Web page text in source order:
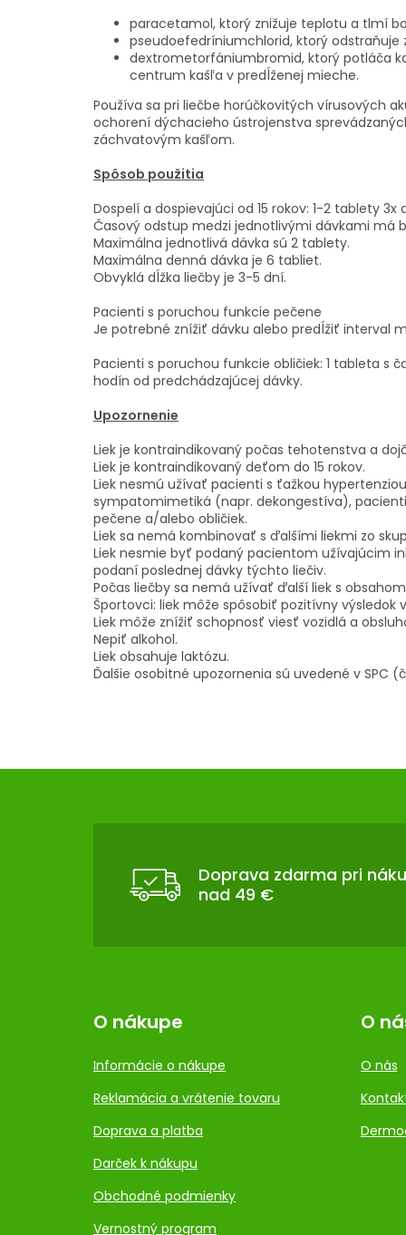
paracetamol, ktorý znižuje teplotu a tlmí
pseudoefedríniumchlorid, ktorý odstraňuje
dextrometorfániumbromid, ktorý potláča
centrum kašľa v predĺženej mieche.
Používa sa pri liečbe horúčkovitých vírusových
ochorení dýchacieho ústrojenstva
záchvatovým kašľom.
Spôsob použitia
Dospelí a dospievajúci od 15 rokov: 1-2 tablety 3x
Časový odstup medzi jednotlivými dávkami má
Maximálna jednotlivá dávka sú 2 tablety.
Maximálna denná dávka je 6 tabliet.
Obvyklá dĺžka liečby je 3-5 dní.
Pacienti s poruchou funkcie pečene
Je potrebné znížiť dávku alebo predĺžiť interval
Pacienti s poruchou funkcie obličiek: 1 tableta s
hodín od predchádzajúcej dávky.
Upozornenie
Liek je kontraindikovaný počas tehotenstva a
Liek je kontraindikovaný deťom do 15 rokov.
Liek nesmú užívať pacienti s ťažkou
sympatomimetiká (napr. dekongestíva),
pečene a/alebo obličiek.
Liek sa nemá kombinovať s ďalšími liekmi zo
Liek nesmie byť podaný pacientom užívajúcim
podaní poslednej dávky týchto liečiv.
Počas liečby sa nemá užívať ďalší liek s
Športovci: liek môže spôsobiť pozitívny
Liek môže znížiť schopnosť viesť vozidlá a
Nepiť alkohol.
Liek obsahuje laktózu.
Ďalšie osobitné upozornenia sú uvedené v SPC
Doprava zdarma pri
nad 49 €
O nákupe
Informácie o nákupe
Reklamácia a vrátenie tovaru
Doprava a platba
Darček k nákupu
Obchodné podmienky
Vernostný program
O
O nás